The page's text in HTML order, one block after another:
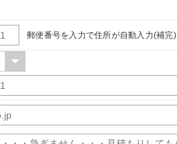
郵便番号を入力で住所が自動入力(補完)